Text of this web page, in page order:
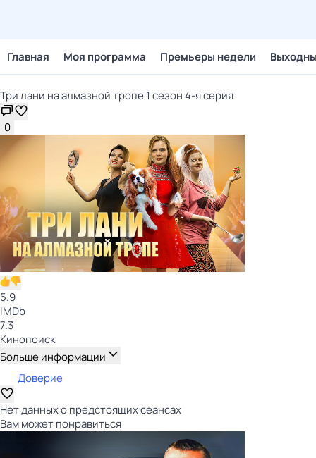
Главная Моя программа Премьеры недели
Три лани на алмазной тропе 1 сезон 4-я серия
0
5.9
IMDb
7.3
Кинопоиск
Больше информации
Доверие
Нет данных о предстоящих сеансах
Вам может понравиться